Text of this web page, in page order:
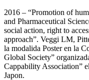
2016 – “Promotion of
and Pharmaceutical
social action, right to
approach”. Veggi LM,
la modalida Poster en la
Global Society”
Cappability Association”
Japon.